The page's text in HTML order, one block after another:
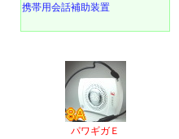
携帯用会話補助装置
パワギガＥ